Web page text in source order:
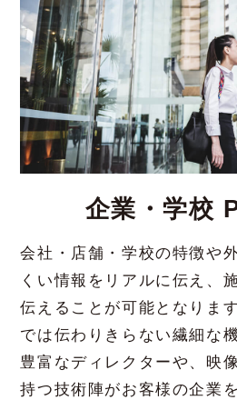
企業・学校
会社・店舗・学校の特徴や
くい情報をリアルに伝え、
伝えることが可能となりま
では伝わりきらない繊細な
豊富なディレクターや、映
持つ技術陣がお客様の企業